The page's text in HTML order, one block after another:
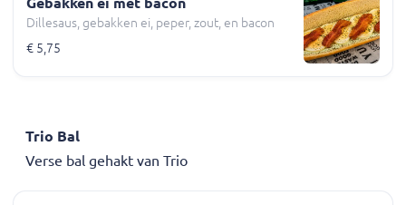
Dillesaus, gebakken ei, peper, zout, en bacon
€ 5,75
Trio Bal
Verse bal gehakt van Trio